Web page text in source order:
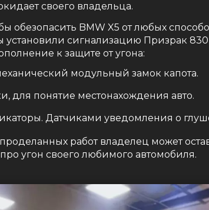
своего владельца.
обезопасить BMW X5 от любых
установили сигнализацию Призрак 830
к защите от угона:
модульный замок капота.
для понятие местонахождения авто.
Датчиками уведомления о
работ владелец может
угон своего любимого автомобиля.